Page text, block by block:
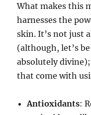
What makes this
harnesses the
skin. It’s not just
(although, let’s
absolutely
that come with
Antioxidants: